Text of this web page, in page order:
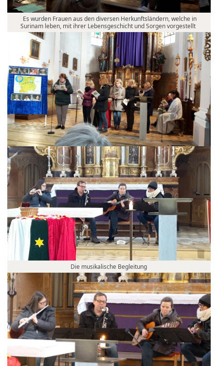
Es wurden Frauen aus den diversen Herkunftsländern, welche in
Surinam leben, mit ihrer Lebensgeschicht und Sorgen vorgestellt
Die musikalische Begleitung